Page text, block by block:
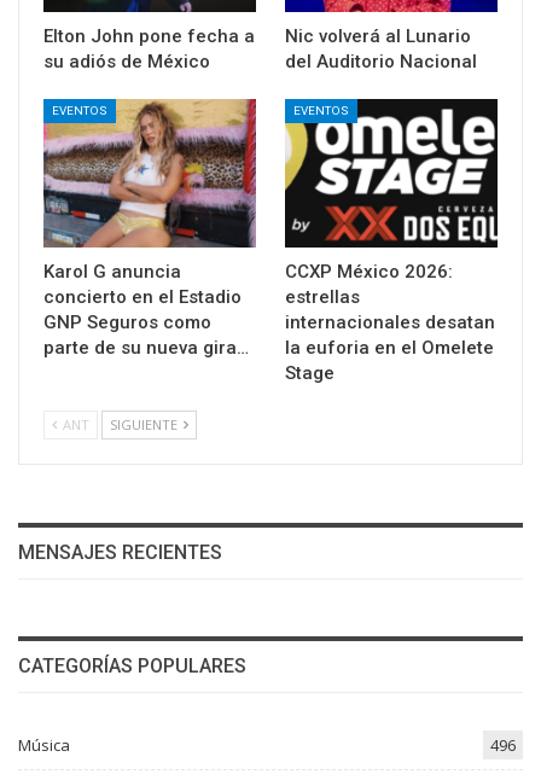
Elton John pone fecha a
su adiós de México
Nic volverá al Lunario
del Auditorio Nacional
EVENTOS
Karol G anuncia
concierto en el Estadio
GNP Seguros como
parte de su nueva gira…
EVENTOS
CCXP México 2026:
estrellas
internacionales desatan
la euforia en el Omelete
Stage
ANT SIGUIENTE
MENSAJES RECIENTES
CATEGORÍAS POPULARES
Música 496